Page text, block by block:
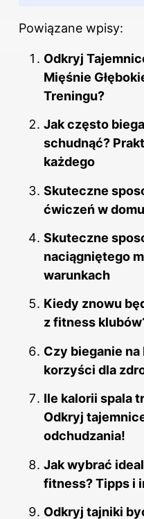
Powiązane wpisy:
Odkryj
Mięśnie
Treningu?
Jak często
schudnąć?
każdego
Skuteczne
ćwiczeń w domu
Skuteczne
naciągniętego
warunkach
Kiedy znowu
z fitness
Czy bieganie
korzyści dla
Ile kalorii spala
Odkryj
odchudzania!
Jak wybrać
fitness? Tipps i
Odkryj tajniki